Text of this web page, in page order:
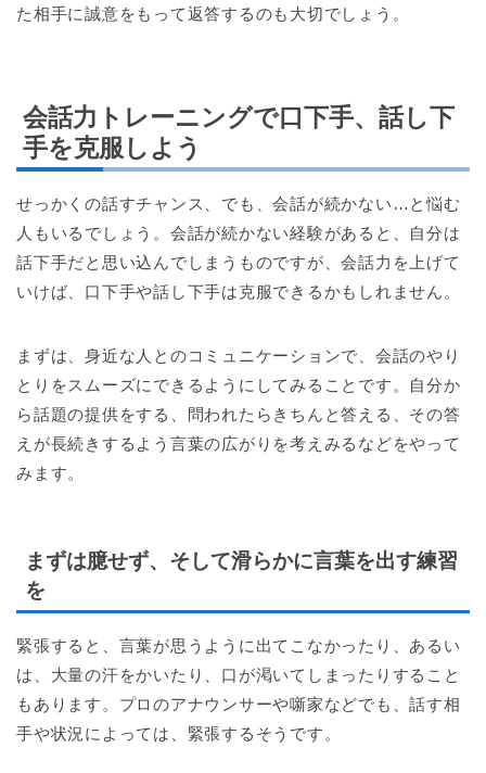
た相手に誠意をもって返答するのも大切でしょう。
会話力トレーニングで口下手、話し下
手を克服しよう
せっかくの話すチャンス、でも、会話が続かない…と悩む
人もいるでしょう。会話が続かない経験があると、自分は
話下手だと思い込んでしまうものですが、会話力を上げて
いけば、口下手や話し下手は克服できるかもしれません。
まずは、身近な人とのコミュニケーションで、会話のやり
とりをスムーズにできるようにしてみることです。自分か
ら話題の提供をする、問われたらきちんと答える、その答
えが長続きするよう言葉の広がりを考えみるなどをやって
みます。
まずは臆せず、そして滑らかに言葉を出す練習
を
緊張すると、言葉が思うように出てこなかったり、あるい
は、大量の汗をかいたり、口が渇いてしまったりすること
もあります。プロのアナウンサーや噺家などでも、話す相
手や状況によっては、緊張するそうです。